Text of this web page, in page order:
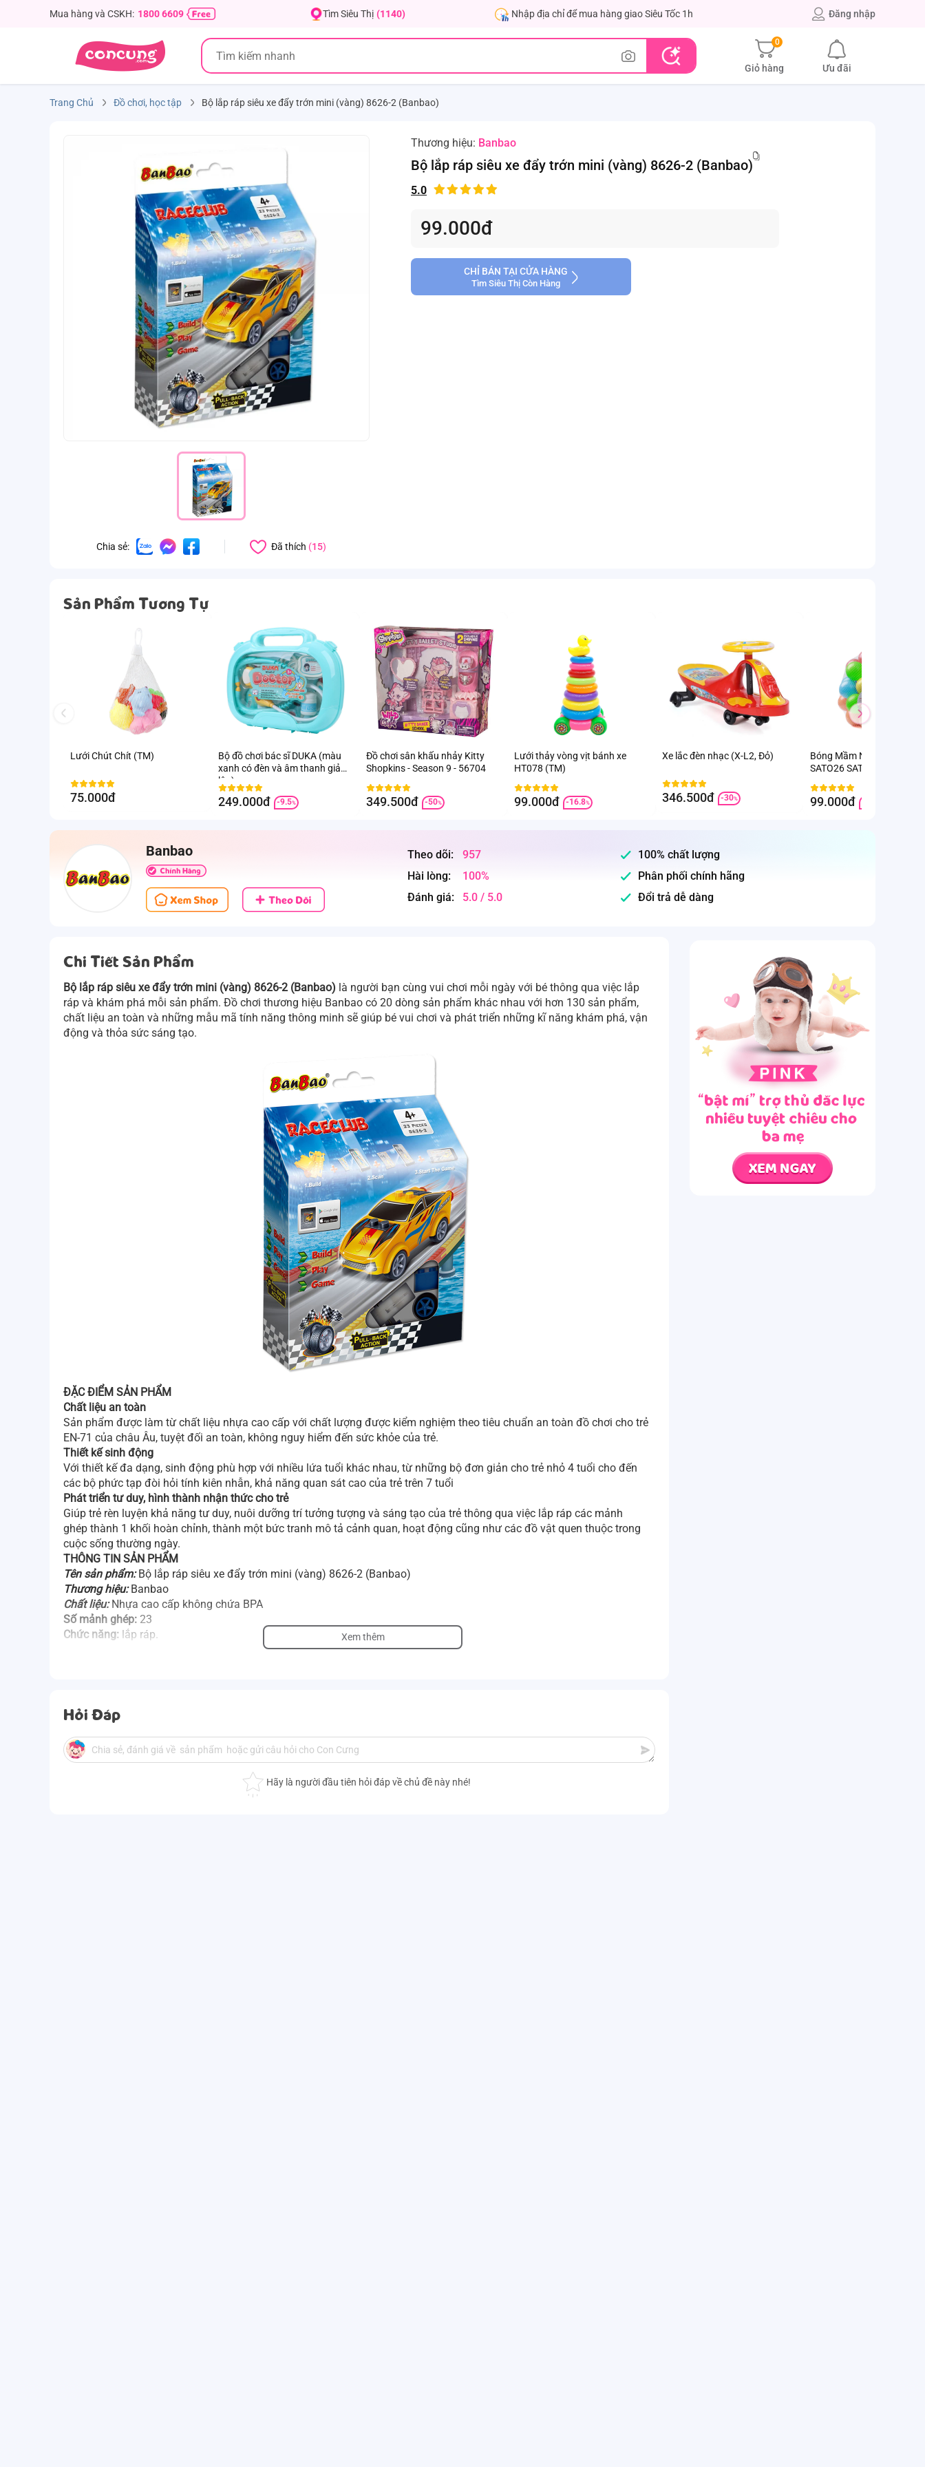
Mua hàng và CSKH: 1800 6609 Tìm Siêu Thị (1140) Nhập địa chỉ để mua hàng giao Siêu Tốc 1h Đăng nhập
0
Giỏ hàng Ưu đãi
Trang Chủ Đồ chơi, học tập Bộ lắp ráp siêu xe đẩy trớn mini (vàng) 8626-2 (Banbao)
Chia sẻ: Đã thích (15)
Thương hiệu: Banbao
Bộ lắp ráp siêu xe đẩy trớn mini (vàng) 8626-2 (Banbao)
5.0
99.000đ
CHỈ BÁN TẠI CỬA HÀNG
Tìm Siêu Thị Còn Hàng
Sản Phẩm Tương Tự
Lưới Chút Chít (TM)
75.000đ
Bộ đồ chơi bác sĩ DUKA (màu
xanh có đèn và âm thanh giả
lập)
249.000đ -9.5%
Đồ chơi sân khấu nhảy Kitty
Shopkins - Season 9 - 56704
349.500đ -50%
Lưới thảy vòng vịt bánh xe
HT078 (TM)
99.000đ -16.8%
Xe lắc đèn nhạc (X-L2, Đỏ)
346.500đ -30%
Bóng Mầm Non Ø8-50 CT
SATO26 SATO
99.000đ -20.8
Banbao Theo dõi:
957
Hài lòng:
100%
Đánh giá:
5.0 / 5.0
100% chất lượng
Phân phối chính hãng
Đổi trả dễ dàng
Chi Tiết Sản Phẩm
Bộ lắp ráp siêu xe đẩy trớn mini (vàng) 8626-2 (Banbao) là người bạn cùng vui chơi mỗi ngày với bé thông qua việc lắp
ráp và khám phá mỗi sản phẩm. Đồ chơi thương hiệu Banbao có 20 dòng sản phẩm khác nhau với hơn 130 sản phẩm,
chất liệu an toàn và những mẫu mã tính năng thông minh sẽ giúp bé vui chơi và phát triển những kĩ năng khám phá, vận
động và thỏa sức sáng tạo.
ĐẶC ĐIỂM SẢN PHẨM
Chất liệu an toàn
Sản phẩm được làm từ chất liệu nhựa cao cấp với chất lượng được kiểm nghiệm theo tiêu chuẩn an toàn đồ chơi cho trẻ
EN-71 của châu Âu, tuyệt đối an toàn, không nguy hiểm đến sức khỏe của trẻ.
Thiết kế sinh động
Với thiết kế đa dạng, sinh động phù hợp với nhiều lứa tuổi khác nhau, từ những bộ đơn giản cho trẻ nhỏ 4 tuổi cho đến
các bộ phức tạp đòi hỏi tính kiên nhẫn, khả năng quan sát cao của trẻ trên 7 tuổi
Phát triển tư duy, hình thành nhận thức cho trẻ
Giúp trẻ rèn luyện khả năng tư duy, nuôi dưỡng trí tưởng tượng và sáng tạo của trẻ thông qua việc lắp ráp các mảnh
ghép thành 1 khối hoàn chỉnh, thành một bức tranh mô tả cảnh quan, hoạt động cũng như các đồ vật quen thuộc trong
cuộc sống thường ngày.
THÔNG TIN SẢN PHẨM
Tên sản phẩm:Bộ lắp ráp siêu xe đẩy trớn mini (vàng) 8626-2 (Banbao)
Thương hiệu:Banbao
Chất liệu:Nhựa cao cấp không chứa BPA
Số mảnh ghép: 23
Chức năng: lắp ráp. Xem thêm
Hỏi Đáp
Hãy là người đầu tiên hỏi đáp về chủ đề này nhé!